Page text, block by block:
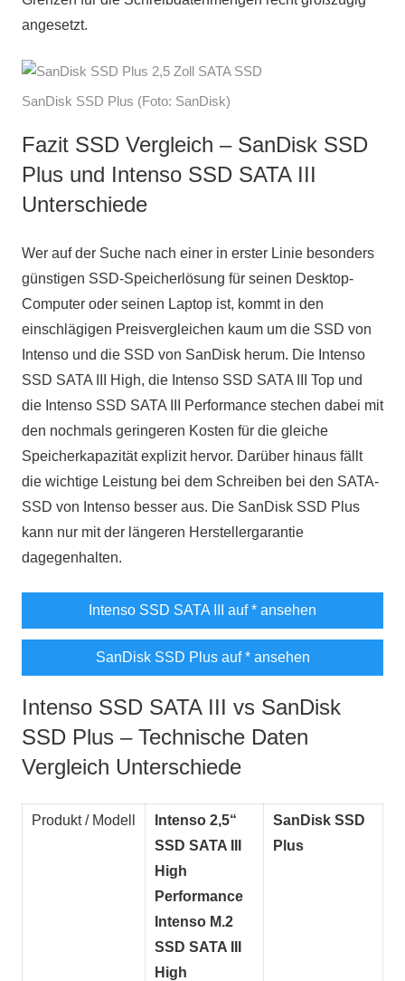
angesetzt.
SanDisk SSD Plus (Foto: SanDisk)
Fazit SSD Vergleich – SanDisk SSD
Plus und Intenso SSD SATA III
Unterschiede
Wer auf der Suche nach einer in erster Linie besonders
günstigen SSD-Speicherlösung für seinen Desktop-
Computer oder seinen Laptop ist, kommt in den
einschlägigen Preisvergleichen kaum um die SSD von
Intenso und die SSD von SanDisk herum. Die Intenso
SSD SATA III High, die Intenso SSD SATA III Top und
die Intenso SSD SATA III Performance stechen dabei mit
den nochmals geringeren Kosten für die gleiche
Speicherkapazität explizit hervor. Darüber hinaus fällt
die wichtige Leistung bei dem Schreiben bei den SATA-
SSD von Intenso besser aus. Die SanDisk SSD Plus
kann nur mit der längeren Herstellergarantie
dagegenhalten.
Intenso SSD SATA III auf* ansehen
SanDisk SSD Plus auf* ansehen
Intenso SSD SATA III vs SanDisk
SSD Plus – Technische Daten
Vergleich Unterschiede
Produkt / Modell
Intenso 2,5“
SSD SATA III
High
Performance
Intenso M.2
SSD SATA III
High
SanDisk SSD
Plus